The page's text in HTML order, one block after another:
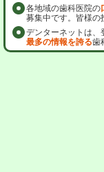
各地域の歯科医院の
募集中です。皆様の
デンターネットは、
最多の情報を誇る歯